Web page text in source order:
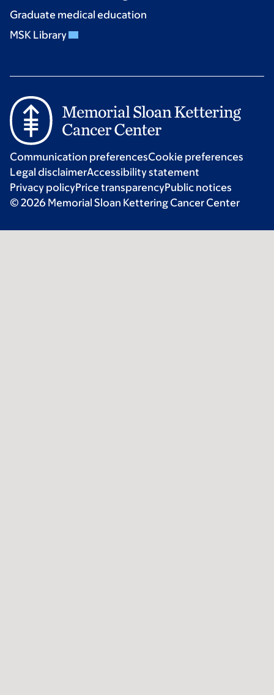
Graduate medical education
MSK Library
Communication preferencesCookie preferences
Legal disclaimerAccessibility statement
Privacy policyPrice transparencyPublic notices
© 2026 Memorial Sloan Kettering Cancer Center